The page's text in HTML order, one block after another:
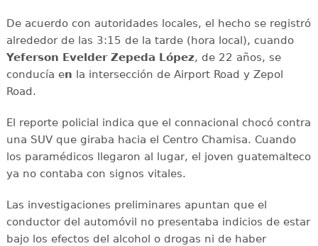
De acuerdo con autoridades locales, el hecho se registró
alrededor de las 3:15 de la tarde (hora local), cuando
Yeferson Evelder Zepeda López, de 22 años, se
conducía en la intersección de Airport Road y Zepol
Road.
El reporte policial indica que el connacional chocó contra
una SUV que giraba hacia el Centro Chamisa. Cuando
los paramédicos llegaron al lugar, el joven guatemalteco
ya no contaba con signos vitales.
Las investigaciones preliminares apuntan que el
conductor del automóvil no presentaba indicios de estar
bajo los efectos del alcohol o drogas ni de haber